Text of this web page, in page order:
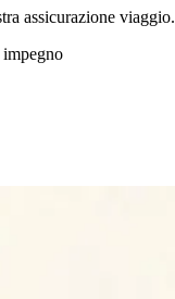
assicurazione viaggio.